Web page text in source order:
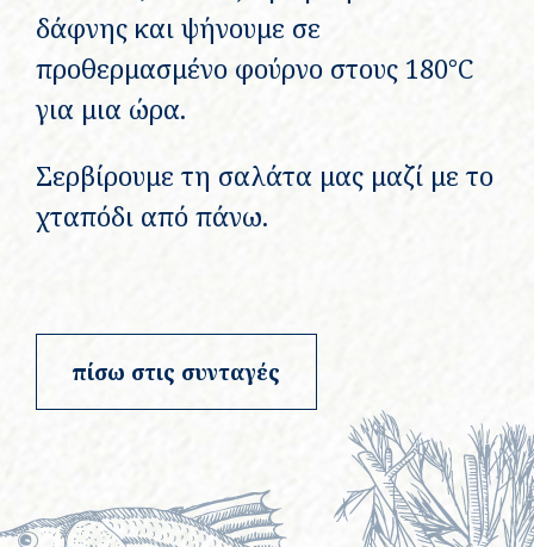
δάφνης και ψήνουμε σε
προθερμασμένο φούρνο στους 180°C
για μια ώρα.
Σερβίρουμε τη σαλάτα μας μαζί με το
χταπόδι από πάνω.
πίσω στις συνταγές